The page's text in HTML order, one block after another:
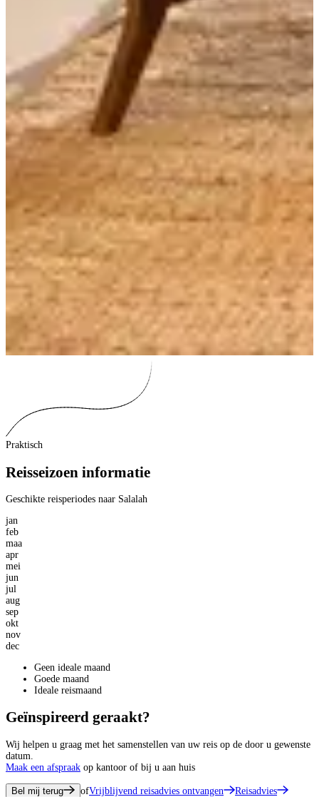
Praktisch
Reisseizoen informatie
Geschikte reisperiodes naar Salalah
jan
feb
maa
apr
mei
jun
jul
aug
sep
okt
nov
dec
Geen ideale maand
Goede maand
Ideale reismaand
Geïnspireerd geraakt?
Wij helpen u graag met het samenstellen van uw reis op de door u gewenste
datum.
Maak een afspraak op kantoor of bij u aan huis
Bel mij terug ofVrijblijvend reisadvies ontvangen
Reisadvies